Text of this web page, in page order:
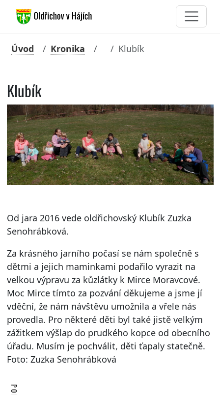
Úvod Kronika Klubík
Klubík
Od jara 2016 vede oldřichovský Klubík Zuzka
Senohrábková.
Za krásného jarního počasí se nám společně s
dětmi a jejich maminkami podařilo vyrazit na
velkou výpravu za kůzlátky k Mirce Moravcové.
Moc Mirce tímto za pozvání děkujeme a jsme jí
vděční, že nám návštěvu umožnila a vřele nás
provedla. Pro některé děti byl také jistě velkým
zážitkem výšlap do prudkého kopce od obecního
úřadu. Musím je pochválit, děti ťapaly statečně.
Foto: Zuzka Senohrábková